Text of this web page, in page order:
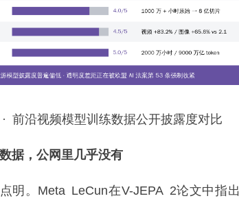
沿视频模型训练数据公开披露度对比
，公网里几乎没有
。Meta LeCun在V-JEPA 2论文中指